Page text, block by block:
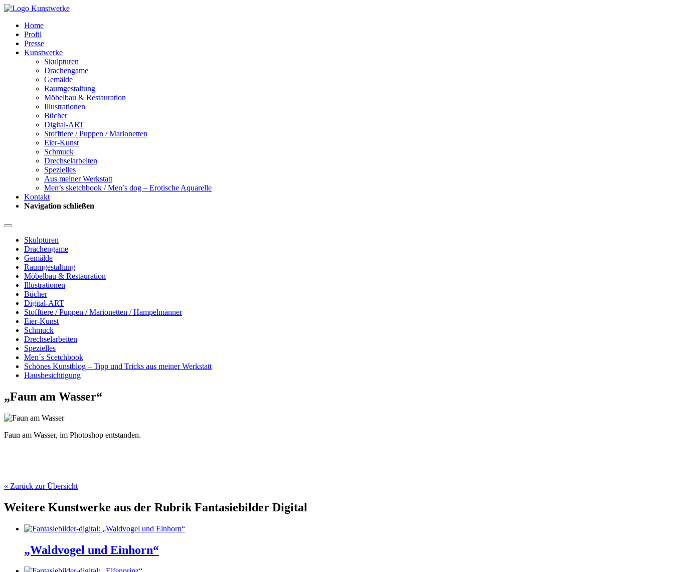
Home
Profil
Presse
Kunstwerke
Skulpturen
Drachengame
Gemälde
Raumgestaltung
Möbelbau & Restauration
Illustrationen
Bücher
Digital-ART
Stofftiere / Puppen / Marionetten
Eier-Kunst
Schmuck
Drechselarbeiten
Spezielles
Aus meiner Werkstatt
Men’s sketchbook / Men’s dog – Erotische Aquarelle
Kontakt
Navigation schließen
Skulpturen
Drachengame
Gemälde
Raumgestaltung
Möbelbau & Restauration
Illustrationen
Bücher
Digital-ART
Stofftiere / Puppen / Marionetten / Hampelmänner
Eier-Kunst
Schmuck
Drechselarbeiten
Spezielles
Men´s Scetchbook
Schönes Kunstblog – Tipp und Tricks aus meiner Werkstatt
Hausbesichtigung
„Faun am Wasser“
Faun am Wasser, im Photoshop entstanden.
« Zurück zur Übersicht
Weitere Kunstwerke aus der Rubrik Fantasiebilder Digital
„Waldvogel und Einhorn“